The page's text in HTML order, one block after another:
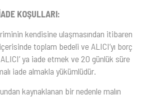
KOŞULLARI:
kendisine ulaşmasından itibaren
toplam bedeli ve ALICI’yı borç
ya iade etmek ve 20 günlük süre
iade almakla yükümlüdür.
kaynaklanan bir nedenle malın